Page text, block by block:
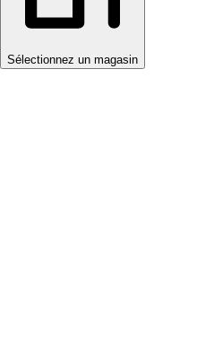
Sélectionnez un magasin